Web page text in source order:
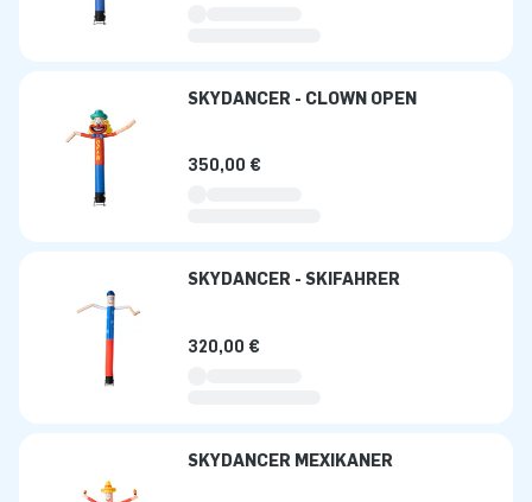
SKYDANCER - CLOWN OPEN
350,00 €
SKYDANCER - SKIFAHRER
320,00 €
SKYDANCER MEXIKANER